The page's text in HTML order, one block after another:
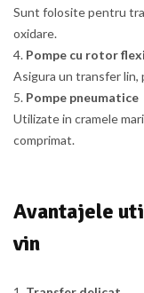
Sunt folosite pentru
oxidare.
Pompe cu rotor
Asigura un transfer
Pompe pneumatice
Utilizate in cramele
comprimat.
Avantajele
vin